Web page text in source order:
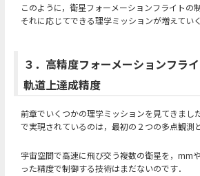
このように，衛星フォーメーションフライトの
それに応じてできる理学ミッションが増えてい
３．高精度フォーメーションフラ
軌道上達成精度
前章でいくつかの理学ミッションを見てきまし
で実現されているのは，最初の２つの多点観測
宇宙空間で高速に飛び交う複数の衛星を，mm
った精度で制御する技術はまだないのです．